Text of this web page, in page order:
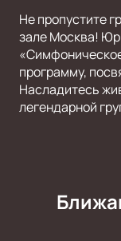
Не пропустите
зале Москва!
программу,
Насладитесь
легендарной